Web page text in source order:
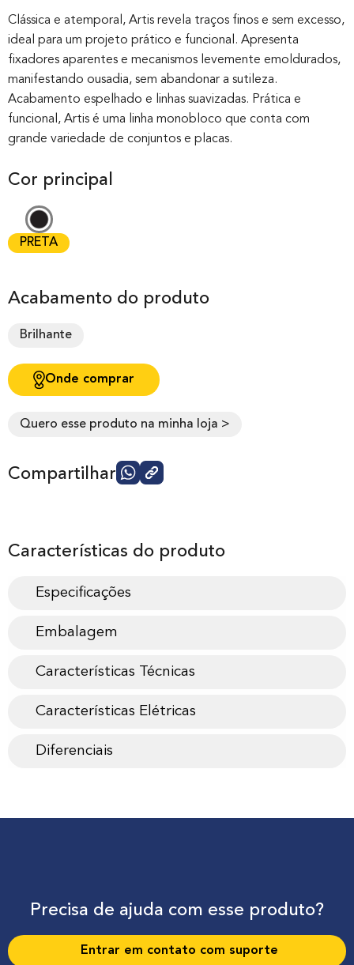
out of 0
based on
customer
rating
Clássica e atemporal, Artis revela traços finos e sem excesso,
ideal para um projeto prático e funcional. Apresenta
fixadores aparentes e mecanismos levemente emoldurados,
manifestando ousadia, sem abandonar a sutileza.
Acabamento espelhado e linhas suavizadas. Prática e
funcional, Artis é uma linha monobloco que conta com
grande variedade de conjuntos e placas.
Cor principal
PRETA
Acabamento do produto
Brilhante
Onde comprar
Quero esse produto na minha loja >
Compartilhar
Características do produto
Especificações
Embalagem
Características Técnicas
Características Elétricas
Diferenciais
Precisa de ajuda com esse produto?
Entrar em contato com suporte